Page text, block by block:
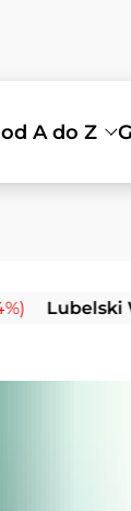
A do Z
Węgiel